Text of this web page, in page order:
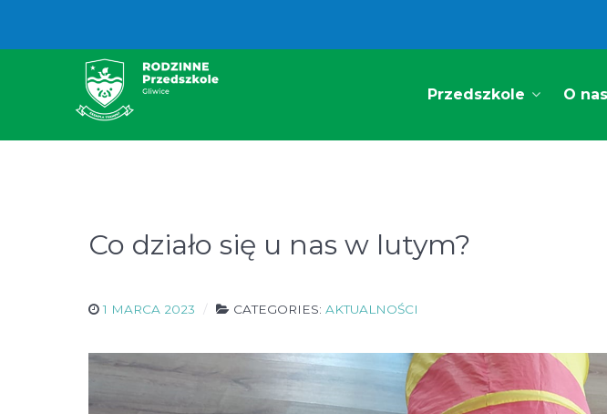
Przedszkole O nas
Co działo się u nas w lutym?
1 MARCA 2023 CATEGORIES: AKTUALNOŚCI